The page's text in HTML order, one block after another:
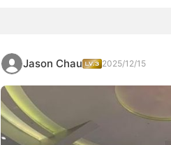
Jason Chau 2025/12/15